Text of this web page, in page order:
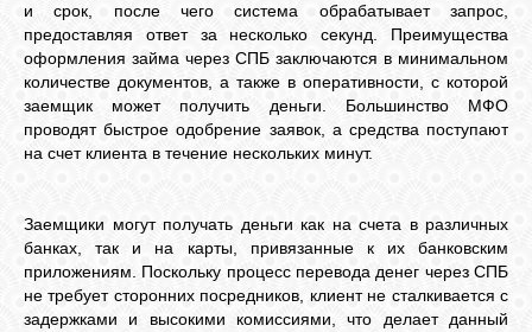
О САЙТЕ
МУЗЫКА
и срок, после чего система обрабатывает запрос,
предоставляя ответ за несколько секунд. Преимущества
оформления займа через СПБ заключаются в минимальном
количестве документов, а также в оперативности, с которой
заемщик может получить деньги. Большинство МФО
проводят быстрое одобрение заявок, а средства поступают
на счет клиента в течение нескольких минут.
Заемщики могут получать деньги как на счета в различных
банках, так и на карты, привязанные к их банковским
приложениям. Поскольку процесс перевода денег через СПБ
не требует сторонних посредников, клиент не сталкивается с
задержками и высокими комиссиями, что делает данный